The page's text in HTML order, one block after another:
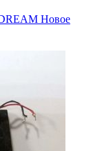
Новое